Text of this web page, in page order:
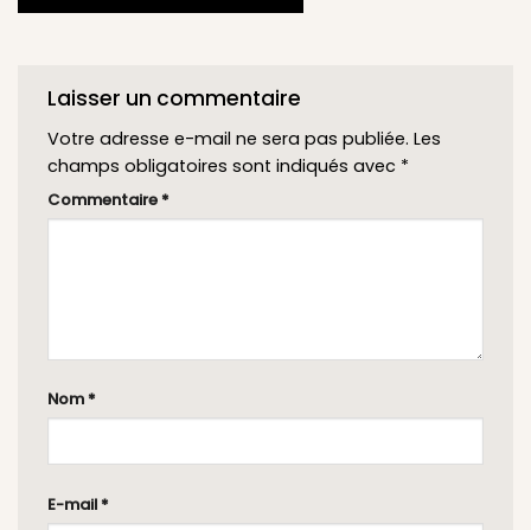
Laisser un commentaire
Votre adresse e-mail ne sera pas publiée. Les
champs obligatoires sont indiqués avec *
Commentaire *
Nom *
E-mail *